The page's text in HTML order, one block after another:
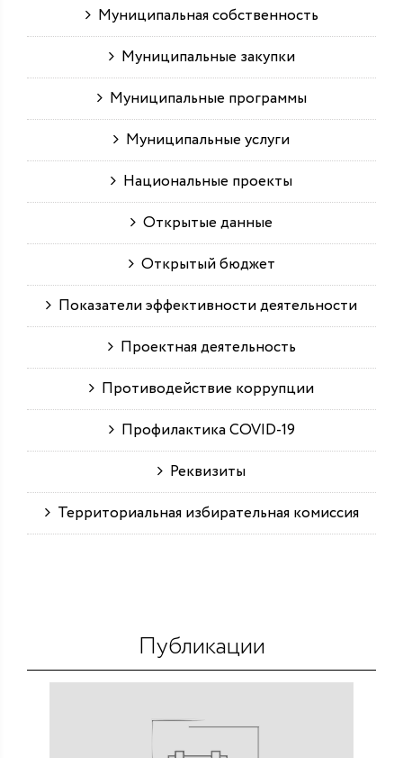
Муниципальная собственность
Муниципальные закупки
Муниципальные программы
Муниципальные услуги
Национальные проекты
Открытые данные
Открытый бюджет
Показатели эффективности деятельности
Проектная деятельность
Противодействие коррупции
Профилактика COVID-19
Реквизиты
Территориальная избирательная комиссия
Публикации